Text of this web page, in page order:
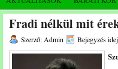
Fradi nélkül mit
Szerző: Admin Bejegyzés